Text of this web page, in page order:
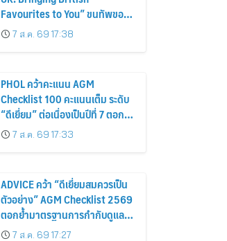
Favourites to You” ขนทัพของ
อร่อยและไอเท็มฮิตจากสหราช
อาณาจักร ส่งตรงถึงมือตั้งแต่วัน
7 ส.ค. 69 17:38
PHOL คว้าคะแนน AGM
Checklist 100 คะแนนเต็ม ระดับ
“ดีเยี่ยม” ต่อเนื่องเป็นปีที่ 7 ตอกย้ำ
การดำเนินธุรกิจตามหลักธรรมาภิ
บาล โปร่งใส สร้างความเชื่อมั่นผู้
7 ส.ค. 69 17:33
ADVICE คว้า “ดีเยี่ยมสมควรเป็น
ตัวอย่าง” AGM Checklist 2569
ตอกย้ำมาตรฐานการกำกับดูแล
กิจการที่ดี
7 ส.ค. 69 17:27